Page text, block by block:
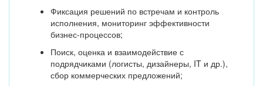
Фиксация решений по встречам и контроль
исполнения, мониторинг эффективности
бизнес-процессов;
Поиск, оценка и взаимодействие с
подрядчиками (логисты, дизайнеры, IT и др.),
сбор коммерческих предложений;